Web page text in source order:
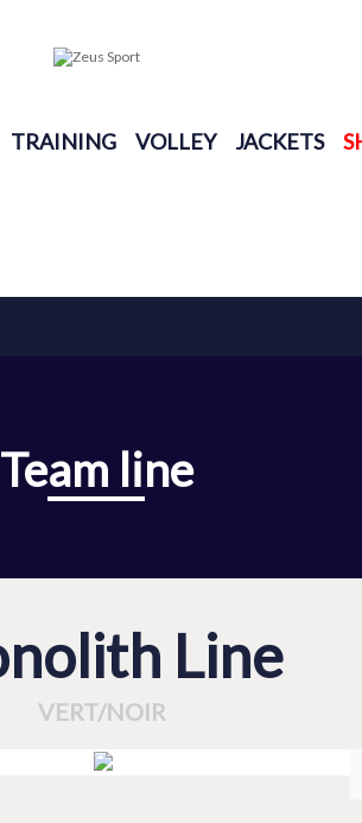
TRAINING VOLLEY JACKETS
Team line
Line
VERT/NOIR